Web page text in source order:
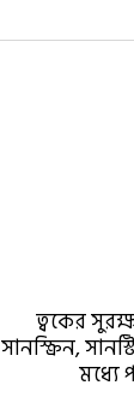
ত্বকের
সানস্ক্রিন,
মধ্যে